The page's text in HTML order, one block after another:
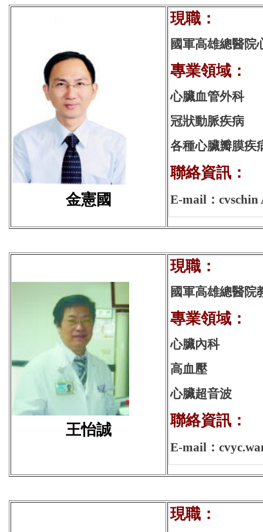
金憲國
現
國軍高雄總醫院
專業領域：
心臟血管外科
冠狀動脈疾病
各種心臟瓣膜疾
聯絡資訊：
E-mail：cvschin
王怡誠
現
國軍高雄總醫院
專業領域：
心臟內科
高血壓
心臟超音波
聯絡資訊：
E-mail：
現